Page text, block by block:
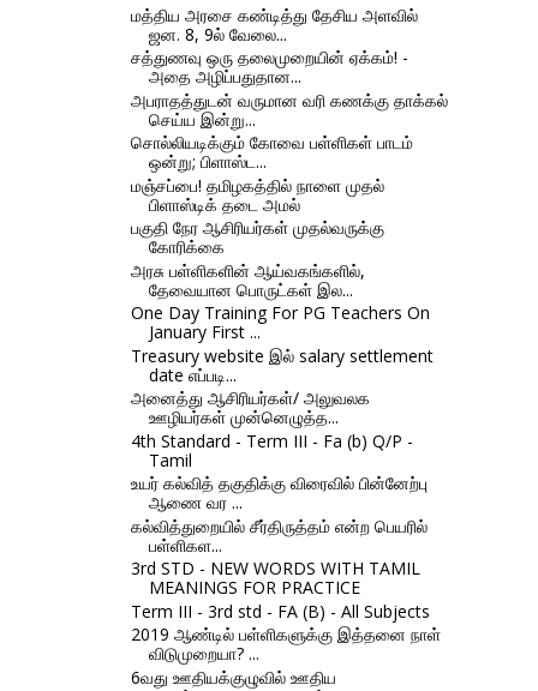
மத்திய அரசை கண்டித்து தேசிய அளவில்
ஜன. 8, 9ல் வேலை...
சத்துணவு ஒரு தலைமுறையின் ஏக்கம்! -
அதை அழிப்பதுதான...
அபராதத்துடன் வருமான வரி கணக்கு தாக்கல்
செய்ய இன்று...
சொல்லியடிக்கும் கோவை பள்ளிகள் பாடம்
ஒன்று; பிளாஸ்ட...
மஞ்சப்பை! தமிழகத்தில் நாளை முதல்
பிளாஸ்டிக் தடை அமல்
பகுதி நேர ஆசிரியர்கள் முதல்வருக்கு
கோரிக்கை
அரசு பள்ளிகளின் ஆய்வகங்களில்,
தேவையான பொருட்கள் இல...
One Day Training For PG Teachers On
January First ...
Treasury website இல் salary settlement
date எப்படி...
அனைத்து ஆசிரியர்கள்/ அலுவலக
ஊழியர்கள் முன்னெழுத்த...
4th Standard - Term III - Fa (b) Q/P -
Tamil
உயர் கல்வித் தகுதிக்கு விரைவில் பின்னேற்பு
ஆணை வர ...
கல்வித்துறையில் சீர்திருத்தம் என்ற பெயரில்
பள்ளிகள...
3rd STD - NEW WORDS WITH TAMIL
MEANINGS FOR PRACTICE
Term III - 3rd std - FA (B) - All Subjects
2019 ஆண்டில் பள்ளிகளுக்கு இத்தனை நாள்
விடுமுறையா? ...
6வது ஊதியக்குழுவில் ஊதிய